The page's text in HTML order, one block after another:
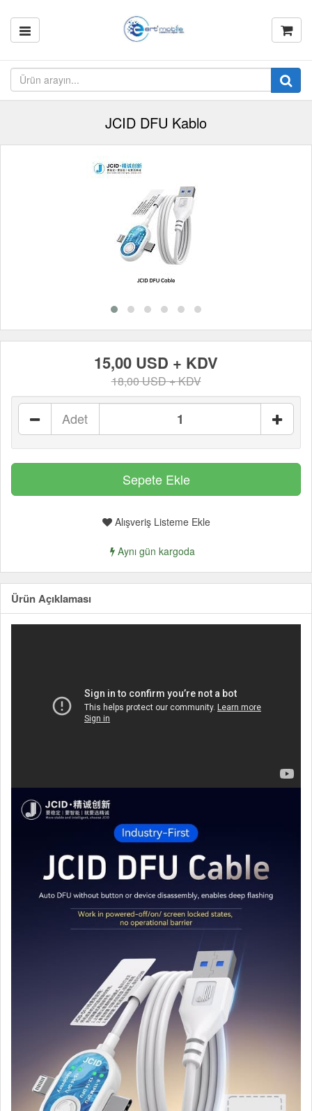
JCID DFU Kablo
15,00 USD + KDV
18,00 USD + KDV
Adet
Alışveriş Listeme Ekle
Aynı gün kargoda
Ürün Açıklaması